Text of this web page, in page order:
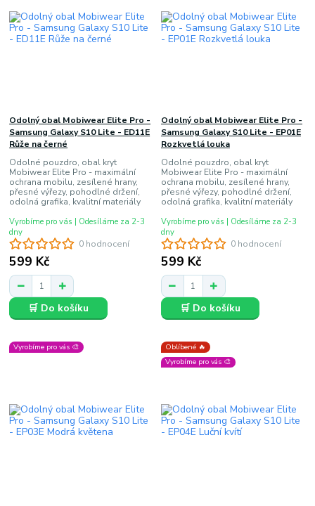
0 hodnocení
Odolný obal Mobiwear Elite Pro -
Samsung Galaxy S10 Lite - ED11E
Růže na černé
Odolné pouzdro, obal kryt
Mobiwear Elite Pro - maximální
ochrana mobilu, zesílené hrany,
přesné výřezy, pohodlné držení,
odolná grafika, kvalitní materiály
599 Kč
Vyrobíme pro vás | Odesíláme za 2-3
dny
🛒 Do košíku
0 hodnocení
Odolný obal Mobiwear Elite Pro -
Samsung Galaxy S10 Lite - EP01E
Rozkvetlá louka
Odolné pouzdro, obal kryt
Mobiwear Elite Pro - maximální
ochrana mobilu, zesílené hrany,
přesné výřezy, pohodlné držení,
odolná grafika, kvalitní materiály
599 Kč
Vyrobíme pro vás | Odesíláme za 2-3
dny
🛒 Do košíku
Vyrobíme pro vás 🎨
Oblíbené 🔥
Vyrobíme pro vás 🎨